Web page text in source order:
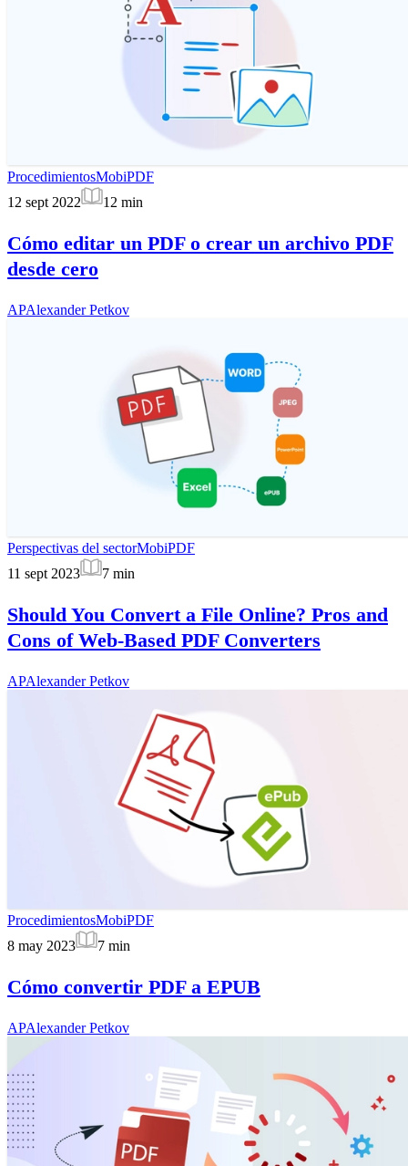
ProcedimientosMobiPDF
12 sept 2022
12 min
Cómo editar un PDF o crear un archivo PDF
desde cero
APAlexander Petkov
Perspectivas del sectorMobiPDF
11 sept 2023
7 min
Should You Convert a File Online? Pros and
Cons of Web-Based PDF Converters
APAlexander Petkov
ProcedimientosMobiPDF
8 may 2023
7 min
Cómo convertir PDF a EPUB
APAlexander Petkov